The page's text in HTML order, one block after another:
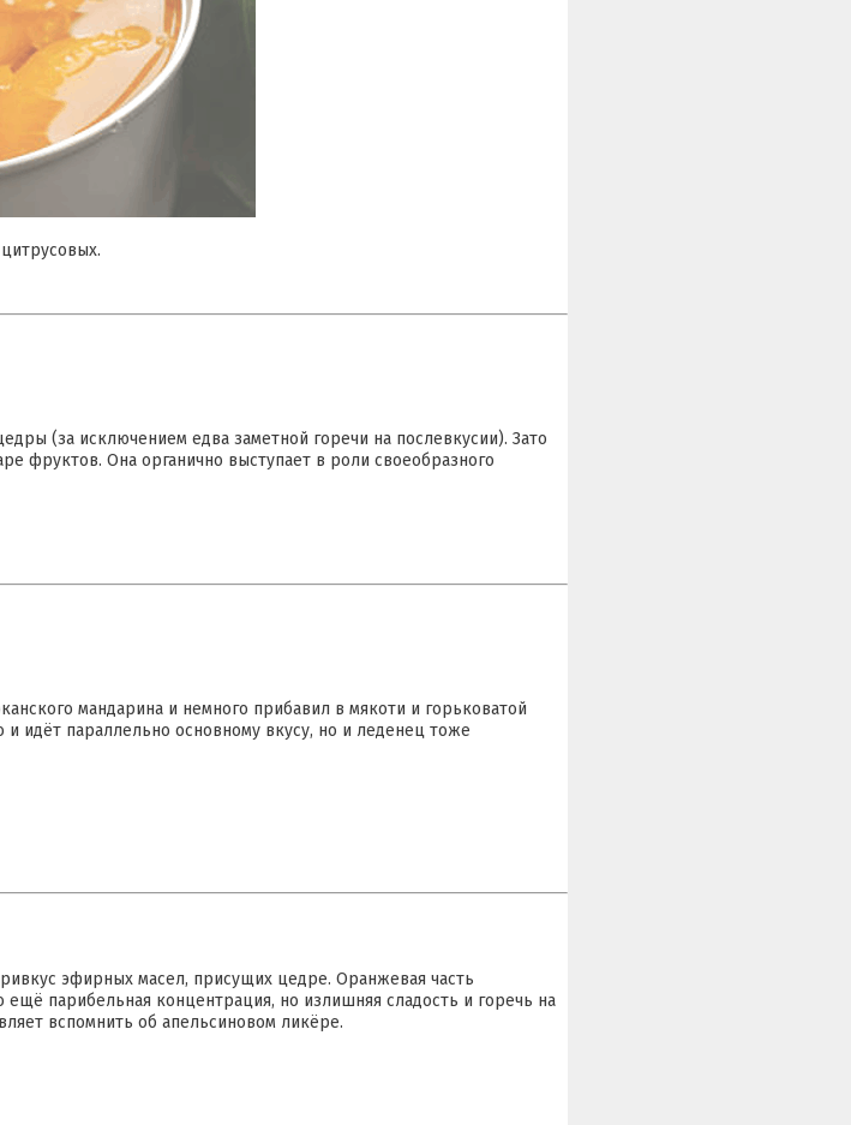
(за исключением едва заметной горечи на послевкусии). Зато
фруктов. Она органично выступает в роли своеобразного
мандарина и немного прибавил в мякоти и горьковатой
идёт параллельно основному вкусу, но и леденец тоже
эфирных масел, присущих цедре. Оранжевая часть
парибельная концентрация, но излишняя сладость и горечь на
вспомнить об апельсиновом ликёре.